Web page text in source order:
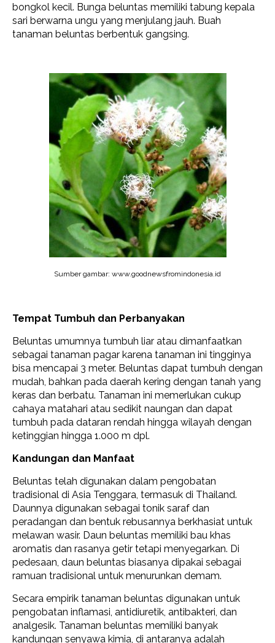
bongkol kecil. Bunga beluntas memiliki tabung kepala
sari berwarna ungu yang menjulang jauh. Buah
tanaman beluntas berbentuk gangsing.
Sumber gambar: www.goodnewsfromindonesia.id
Tempat Tumbuh dan Perbanyakan
Beluntas umumnya tumbuh liar atau dimanfaatkan
sebagai tanaman pagar karena tanaman ini tingginya
bisa mencapai 3 meter. Beluntas dapat tumbuh dengan
mudah, bahkan pada daerah kering dengan tanah yang
keras dan berbatu. Tanaman ini memerlukan cukup
cahaya matahari atau sedikit naungan dan dapat
tumbuh pada dataran rendah hingga wilayah dengan
ketinggian hingga 1.000 m dpl.
Kandungan dan Manfaat
Beluntas telah digunakan dalam pengobatan
tradisional di Asia Tenggara, termasuk di Thailand.
Daunnya digunakan sebagai tonik saraf dan
peradangan dan bentuk rebusannya berkhasiat untuk
melawan wasir. Daun beluntas memiliki bau khas
aromatis dan rasanya getir tetapi menyegarkan. Di
pedesaan, daun beluntas biasanya dipakai sebagai
ramuan tradisional untuk menurunkan demam.
Secara empirik tanaman beluntas digunakan untuk
pengobatan inflamasi, antidiuretik, antibakteri, dan
analgesik. Tanaman beluntas memiliki banyak
kandungan senyawa kimia, di antaranya adalah